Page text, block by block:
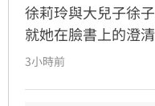
徐莉玲與大兒子徐
就她在臉書上的澄
子徐子翔後就離婚
3小時前